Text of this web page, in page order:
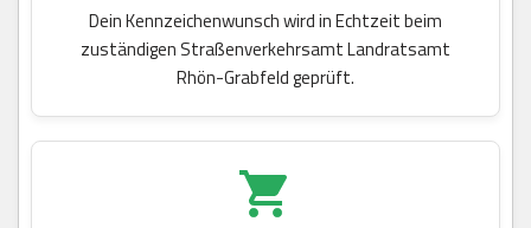
Dein Kennzeichenwunsch wird in Echtzeit beim
zuständigen Straßenverkehrsamt Landratsamt
Rhön-Grabfeld geprüft.